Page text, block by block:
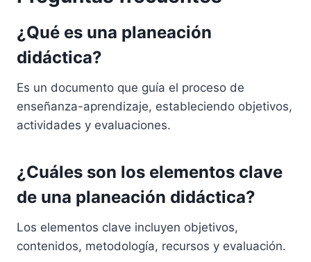
¿Qué es una planeación
didáctica?
Es un documento que guía el proceso de
enseñanza-aprendizaje, estableciendo objetivos,
actividades y evaluaciones.
¿Cuáles son los elementos clave
de una planeación didáctica?
Los elementos clave incluyen objetivos,
contenidos, metodología, recursos y evaluación.